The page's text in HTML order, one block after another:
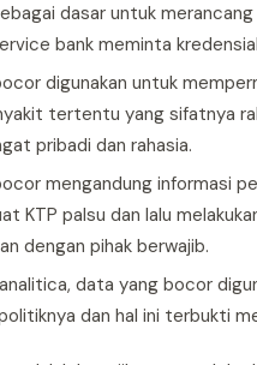
dasar untuk
bank meminta
digunakan untuk
tertentu yang sifatnya
pribadi dan rahasia.
mengandung informasi
KTP palsu dan lalu
dengan pihak berwajib.
data yang bocor
dan hal ini terbukti